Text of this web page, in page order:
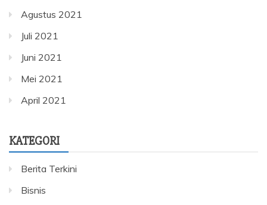
Agustus 2021
Juli 2021
Juni 2021
Mei 2021
April 2021
KATEGORI
Berita Terkini
Bisnis